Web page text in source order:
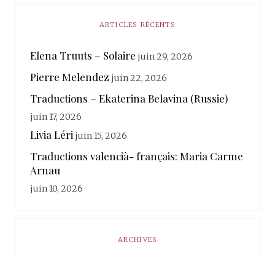
ARTICLES RÉCENTS
Elena Truuts – Solaire juin 29, 2026
Pierre Melendez juin 22, 2026
Traductions – Ekaterina Belavina (Russie)
juin 17, 2026
Livia Léri juin 15, 2026
Traductions valencià- français: Maria Carme
Arnau
juin 10, 2026
ARCHIVES